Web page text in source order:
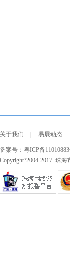
关于我们 易展动态
备案号： 粤ICP备
Copyright?2004-2017 珠